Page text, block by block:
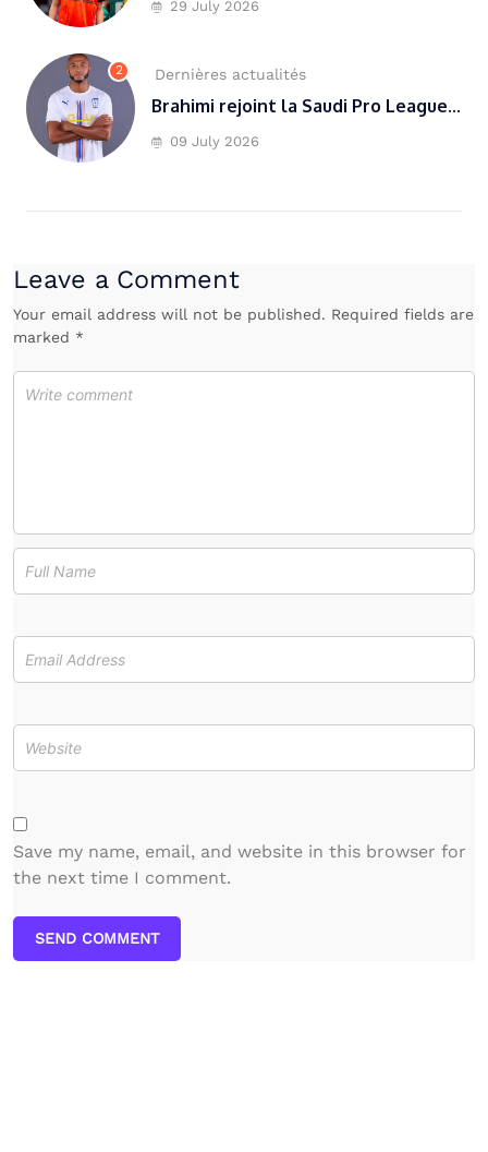
29 July 2026
2 Dernières actualités
Brahimi rejoint la Saudi Pro League...
09 July 2026
Leave a Comment
Your email address will not be published. Required fields are
marked *
Save my name, email, and website in this browser for
the next time I comment.
SEND COMMENT